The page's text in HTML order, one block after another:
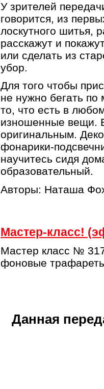
У зрителей
говорится, из
лоскутного шитья,
расскажут и
или сделать из
убор.
Для того чтобы
не нужно бегать по
то, что есть в
изношенные вещи.
оригинальным.
фонарики-
научитесь сидя
образовательный.
Авторы: Наташа
Мастер-класс!
Мастер класс №
фоновые
Данная